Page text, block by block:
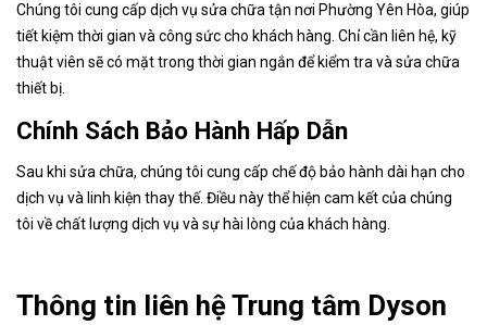
Chúng tôi cung cấp dịch vụ sửa chữa tận nơi Phường Yên Hòa, giúp
tiết kiệm thời gian và công sức cho khách hàng. Chỉ cần liên hệ, kỹ
thuật viên sẽ có mặt trong thời gian ngắn để kiểm tra và sửa chữa
thiết bị.
Chính Sách Bảo Hành Hấp Dẫn
Sau khi sửa chữa, chúng tôi cung cấp chế độ bảo hành dài hạn cho
dịch vụ và linh kiện thay thế. Điều này thể hiện cam kết của chúng
tôi về chất lượng dịch vụ và sự hài lòng của khách hàng.
Thông tin liên hệ Trung tâm Dyson